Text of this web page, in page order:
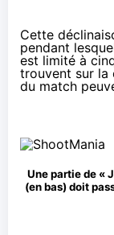
Cette
pendant
est limité à
trouvent sur la
du match
Une partie de «
(en bas) doit